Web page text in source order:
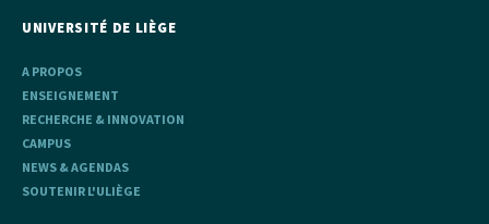
UNIVERSITÉ DE LIÈGE
A PROPOS
ENSEIGNEMENT
RECHERCHE & INNOVATION
CAMPUS
NEWS & AGENDAS
SOUTENIR L'ULIÈGE